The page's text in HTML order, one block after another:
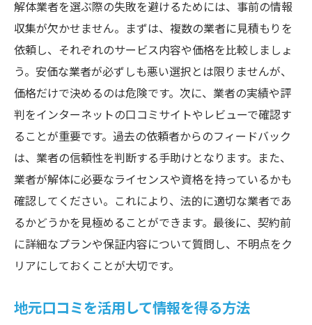
ドローン活用による現場監視のメリット
最新テクノロジーがもたらす効率化
愛知県での先進技術導入事例
プロジェクト効率化のための最新技術
愛知県の解体工事で失敗しないためのチェック
リスト
事前準備で確認すべきポイント
契約前に確認するべき事項
解体計画の妥当性を評価
現場監督体制の確認方法
工期管理の重要性とその確認
リスク管理で見落としがちな点
解体業者を選ぶ際の失敗を避けるためには、事前の情報
収集が欠かせません。まずは、複数の業者に見積もりを
依頼し、それぞれのサービス内容や価格を比較しましょ
う。安価な業者が必ずしも悪い選択とは限りませんが、
価格だけで決めるのは危険です。次に、業者の実績や評
判をインターネットの口コミサイトやレビューで確認す
ることが重要です。過去の依頼者からのフィードバック
は、業者の信頼性を判断する手助けとなります。また、
業者が解体に必要なライセンスや資格を持っているかも
確認してください。これにより、法的に適切な業者であ
るかどうかを見極めることができます。最後に、契約前
に詳細なプランや保証内容について質問し、不明点をク
リアにしておくことが大切です。
地元口コミを活用して情報を得る方法